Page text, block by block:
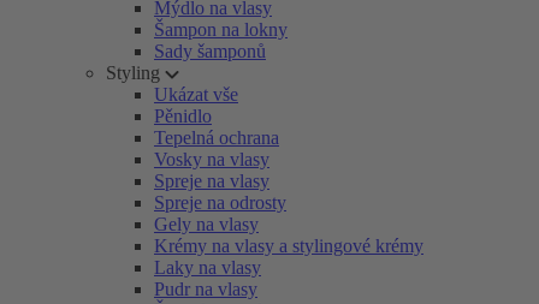
Mýdlo na vlasy
Šampon na lokny
Sady šamponů
Styling
Ukázat vše
Pěnidlo
Tepelná ochrana
Vosky na vlasy
Spreje na vlasy
Spreje na odrosty
Gely na vlasy
Krémy na vlasy a stylingové krémy
Laky na vlasy
Pudr na vlasy